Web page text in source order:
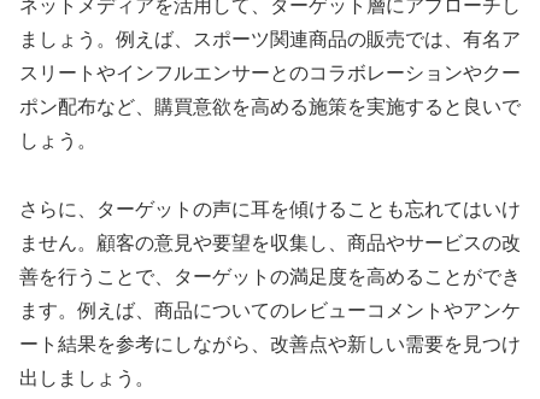
ネットメディアを活用して、ターゲット層にアプローチし
ましょう。例えば、スポーツ関連商品の販売では、有名ア
スリートやインフルエンサーとのコラボレーションやクー
ポン配布など、購買意欲を高める施策を実施すると良いで
しょう。
さらに、ターゲットの声に耳を傾けることも忘れてはいけ
ません。顧客の意見や要望を収集し、商品やサービスの改
善を行うことで、ターゲットの満足度を高めることができ
ます。例えば、商品についてのレビューコメントやアンケ
ート結果を参考にしながら、改善点や新しい需要を見つけ
出しましょう。